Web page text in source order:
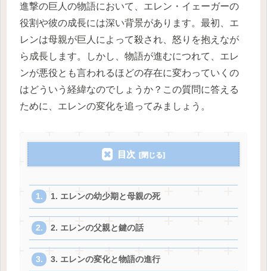
進撃の巨人の物語において、エレン・イェーガーの
役割や彼の成長には深い背景があります。最初、エ
レンは母親が巨人によって殺され、怒りを抱えなが
ら成長します。しかし、物語が進むにつれて、エレ
ンが悪役とも言われるほどの存在に変わっていくの
はどういう経緯なのでしょうか？この質問に答える
ために、エレンの変化を追ってみましょう。
目次
1. エレンの幼少期と母親の死
2. エレンの父親と鍵の話
3. エレンの変化と物語の進行